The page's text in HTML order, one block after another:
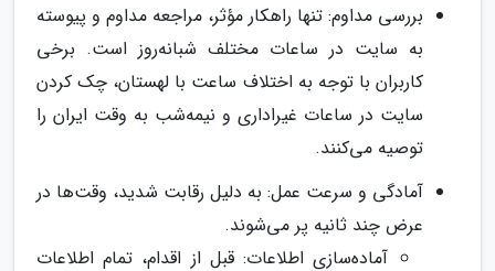
بررسی مداوم: تنها راهکار مؤثر، مراجعه مداوم و پیوسته
به سایت در ساعات مختلف شبانه‌روز است. برخی
کاربران با توجه به اختلاف ساعت با لهستان، چک کردن
سایت در ساعات غیراداری و نیمه‌شب به وقت ایران را
توصیه می‌کنند.
آمادگی و سرعت عمل: به دلیل رقابت شدید، وقت‌ها در
عرض چند ثانیه پر می‌شوند.
آماده‌سازی اطلاعات: قبل از اقدام، تمام اطلاعات